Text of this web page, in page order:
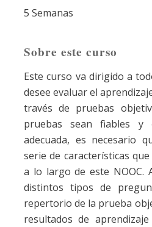
this
5 Semanas
Sobre este curso
Este curso va dirigido a
desee evaluar el
través de pruebas
pruebas sean fiables y
adecuada, es necesario
serie de características
a lo largo de este NOOC.
distintos tipos de
repertorio de la prueba
resultados de